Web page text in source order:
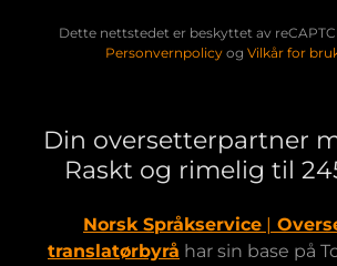
Dette nettstedet er beskyttet av
Personvernpolicyog Vilkår for
Din oversetterpartner
Raskt og rimelig til
Norsk Språkservice |
translatørbyrå har sin base på